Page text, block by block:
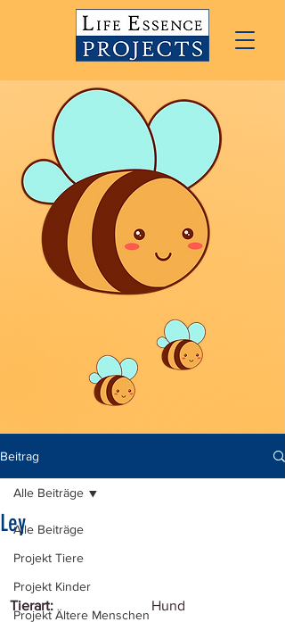
Beitrag
Alle Beiträge
Projekt Tiere
Projekt Kinder
Projekt Ältere Menschen
Alle Beiträge
Ley
Tierart: Hund